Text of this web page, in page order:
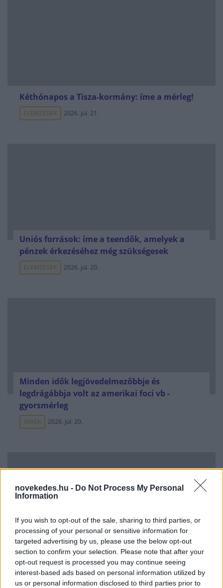
novekedes.hu - Do Not Process My Personal
Information
If you wish to opt-out of the sale, sharing to third parties, or
processing of your personal or sensitive information for
targeted advertising by us, please use the below opt-out
section to confirm your selection. Please note that after your
opt-out request is processed you may continue seeing
interest-based ads based on personal information utilized by
us or personal information disclosed to third parties prior to
Kéthónapos a Tisza-kormány: íme a mérleg!
ELEMZÉSEK 2026. júl. 21.
Uniós források: íme a teendők, amelyek a
pénzek érkezéséhez még szükségesek
ELEMZÉSEK 2026. júl. 20.
Minden idők legjövedelmezőbbje és
legdrágábbja volt az amerikai foci vb -
gyorsmérleg
HÍREK 2026. júl. 20.
Mi lett Alain Delon vagyonával? Adóhatósági
csavar a sztoriban
HÍREK 2026. júl. 19.